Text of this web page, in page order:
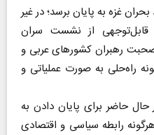
غزه به پایان برسد؛ در غیر
قابل‌توجهی از نشست سران
رهبران کشورهای عربی و
راه‌حلی به صورت عملیاتی و
حال حاضر برای پایان دادن به
رابطه سیاسی و اقتصادی